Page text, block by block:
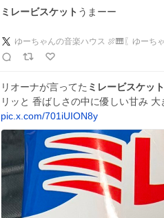
ミレービスケット うまーー
ゆーちゃんの音楽ハウス 🍖🎹〖ゆーち
リオーナが言ってた ミレービスケット
リッと 香ばしさの中に優しい甘み
pic.x.com/701iUION8y